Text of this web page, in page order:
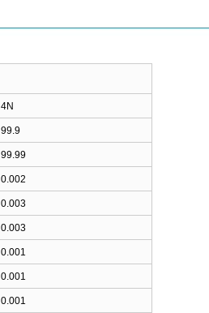
4N
99.9
99.99
0.002
0.003
0.003
0.001
0.001
0.001